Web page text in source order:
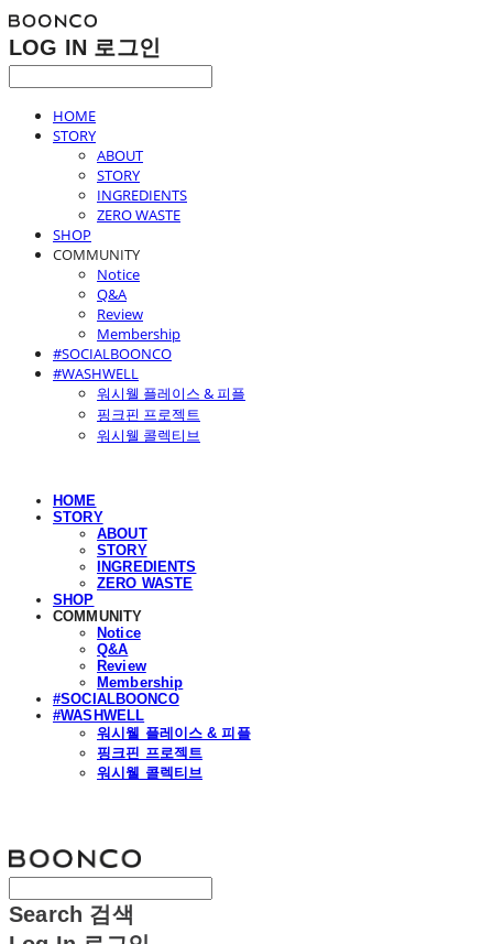
LOG IN 로그인
HOME
STORY
ABOUT
STORY
INGREDIENTS
ZERO WASTE
SHOP
COMMUNITY
Notice
Q&A
Review
Membership
#SOCIALBOONCO
#WASHWELL
워시웰 플레이스 & 피플
핑크핀 프로젝트
워시웰 콜렉티브
HOME
STORY
ABOUT
STORY
INGREDIENTS
ZERO WASTE
SHOP
COMMUNITY
Notice
Q&A
Review
Membership
#SOCIALBOONCO
#WASHWELL
워시웰 플레이스 & 피플
핑크핀 프로젝트
워시웰 콜렉티브
Search 검색